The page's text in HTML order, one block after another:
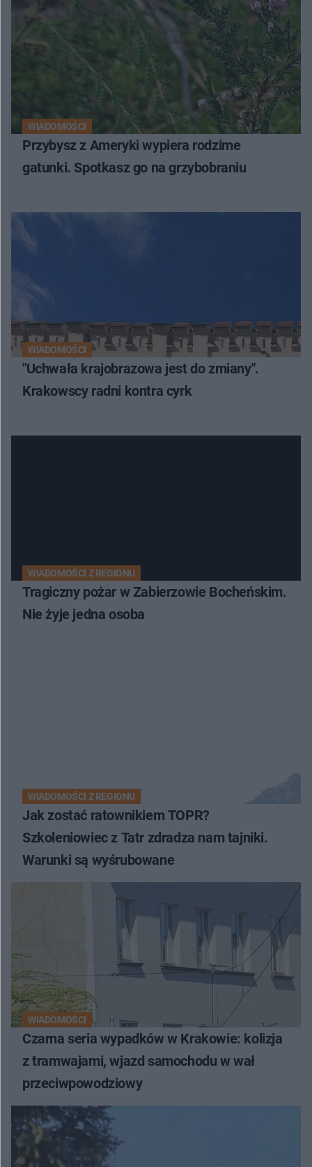
WIADOMOŚCI
Przybysz z Ameryki wypiera rodzime
gatunki. Spotkasz go na grzybobraniu
WIADOMOŚCI
"Uchwała krajobrazowa jest do zmiany".
Krakowscy radni kontra cyrk
WIADOMOŚCI Z REGIONU
Tragiczny pożar w Zabierzowie Bocheńskim.
Nie żyje jedna osoba
WIADOMOŚCI Z REGIONU
Jak zostać ratownikiem TOPR?
Szkoleniowiec z Tatr zdradza nam tajniki.
Warunki są wyśrubowane
WIADOMOŚCI
Czarna seria wypadków w Krakowie: kolizja
z tramwajami, wjazd samochodu w wał
przeciwpowodziowy